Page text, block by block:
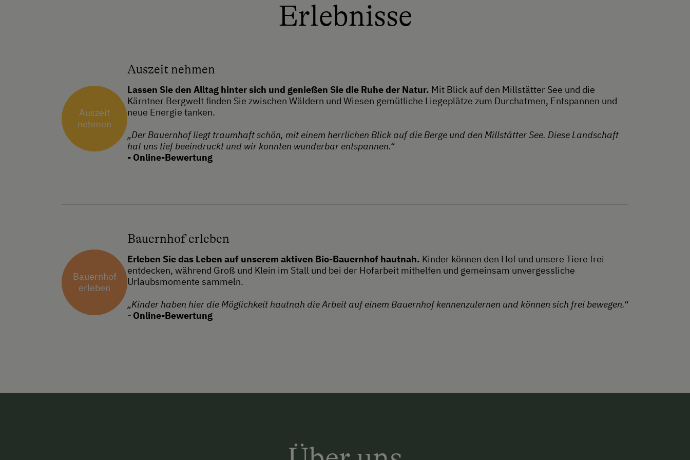
Erlebnisse
Auszeit
nehmen
Auszeit nehmen
Lassen Sie den Alltag hinter sich und genießen Sie die Ruhe der Natur. Mit Blick auf den Millstätter See und die
Kärntner Bergwelt finden Sie zwischen Wäldern und Wiesen gemütliche Liegeplätze zum Durchatmen, Entspannen und
neue Energie tanken.
„Der Bauernhof liegt traumhaft schön, mit einem herrlichen Blick auf die Berge und den Millstätter See. Diese Landschaft
hat uns tief beeindruckt und wir konnten wunderbar entspannen.“
- Online-Bewertung
Bauernhof
erleben
Bauernhof erleben
Erleben Sie das Leben auf unserem aktiven Bio-Bauernhof hautnah. Kinder können den Hof und unsere Tiere frei
entdecken, während Groß und Klein im Stall und bei der Hofarbeit mithelfen und gemeinsam unvergessliche
Urlaubsmomente sammeln.
„Kinder haben hier die Möglichkeit hautnah die Arbeit auf einem Bauernhof kennenzulernen und können sich frei bewegen.“
- Online-Bewertung